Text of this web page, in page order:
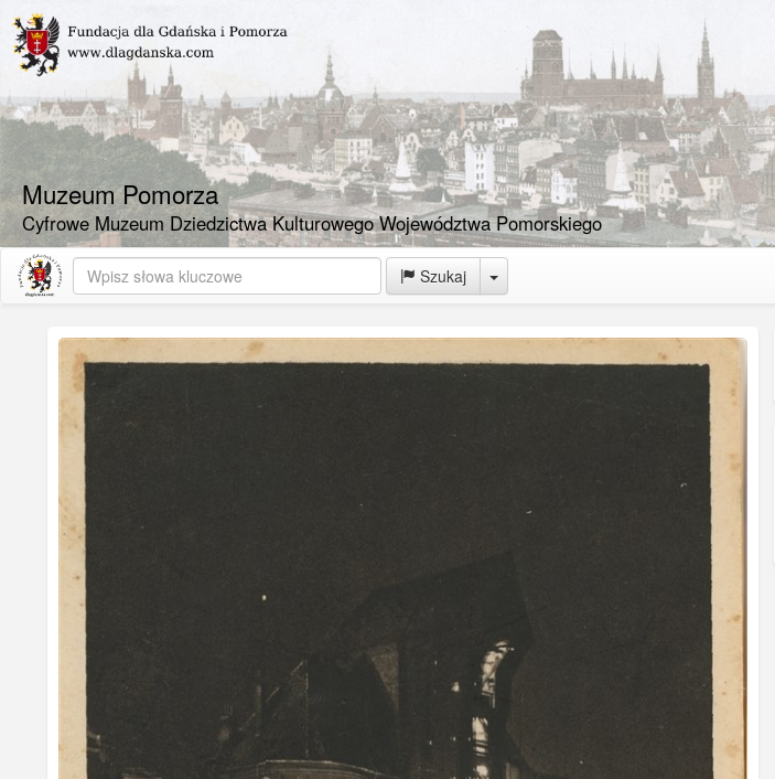
Muzeum Pomorza
Cyfrowe Muzeum Dziedzictwa Kulturowego Województwa Pomorskiego
Szukaj Toggle Dropdown